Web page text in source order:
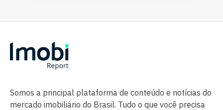
Somos a principal plataforma de conteúdo e notícias do
mercado imobiliário do Brasil. Tudo o que você precisa